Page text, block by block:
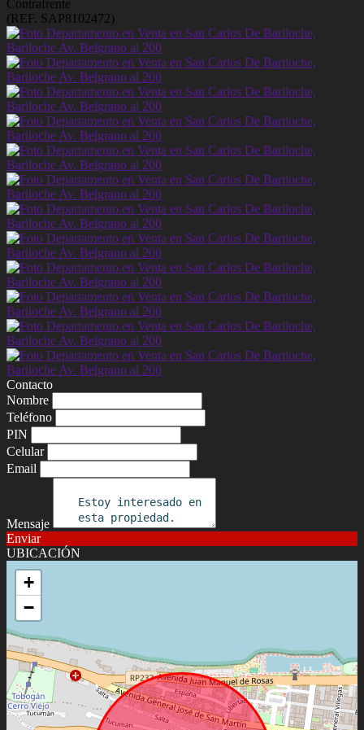
Contrafrente
(REF. SAP8102472)
Contacto
Nombre
Teléfono
PIN
Celular
Email
Mensaje
Enviar
UBICACIÓN
+
−